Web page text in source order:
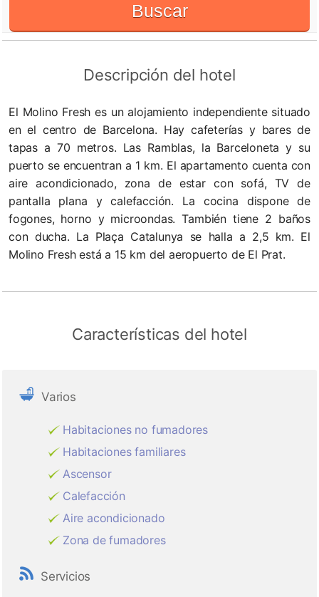
Buscar
Descripción del hotel
El Molino Fresh es un alojamiento independiente situado
en el centro de Barcelona. Hay cafeterías y bares de
tapas a 70 metros. Las Ramblas, la Barceloneta y su
puerto se encuentran a 1 km. El apartamento cuenta con
aire acondicionado, zona de estar con sofá, TV de
pantalla plana y calefacción. La cocina dispone de
fogones, horno y microondas. También tiene 2 baños
con ducha. La Plaça Catalunya se halla a 2,5 km. El
Molino Fresh está a 15 km del aeropuerto de El Prat.
Características del hotel
Varios
Habitaciones no fumadores
Habitaciones familiares
Ascensor
Calefacción
Aire acondicionado
Zona de fumadores
Servicios